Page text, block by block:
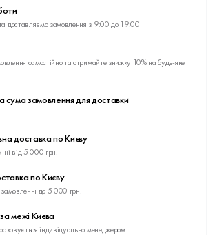
доставляємо замовлення з 9:00 до 19:00
самостійно та отримайте знижку 10% на будь-яке
сума замовлення для доставки
доставка по Києву
від 5 000 грн.
по Києву
до 5 000 грн.
межі Києва
індивідуально менеджером.